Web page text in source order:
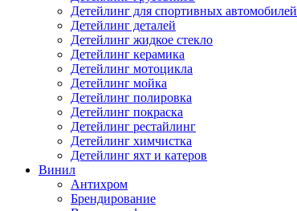
Детейлинг для спортивных автомобилей
Детейлинг деталей
Детейлинг жидкое стекло
Детейлинг керамика
Детейлинг мотоцикла
Детейлинг мойка
Детейлинг полировка
Детейлинг покраска
Детейлинг рестайлинг
Детейлинг химчистка
Детейлинг яхт и катеров
Винил
Антихром
Брендирование